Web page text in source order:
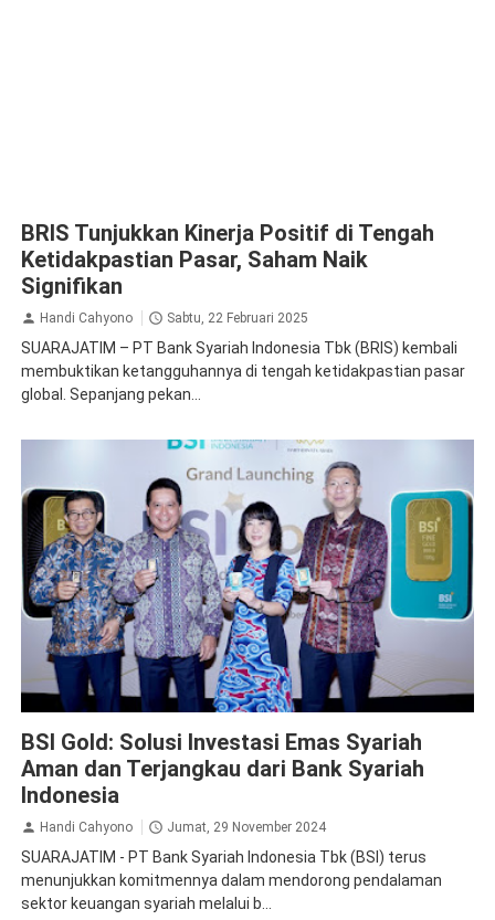
BRIS Tunjukkan Kinerja Positif di Tengah
Ketidakpastian Pasar, Saham Naik
Signifikan
Handi Cahyono Sabtu, 22 Februari 2025
SUARAJATIM – PT Bank Syariah Indonesia Tbk (BRIS) kembali
membuktikan ketangguhannya di tengah ketidakpastian pasar
global. Sepanjang pekan...
BSI Gold: Solusi Investasi Emas Syariah
Aman dan Terjangkau dari Bank Syariah
Indonesia
Handi Cahyono Jumat, 29 November 2024
SUARAJATIM - PT Bank Syariah Indonesia Tbk (BSI) terus
menunjukkan komitmennya dalam mendorong pendalaman
sektor keuangan syariah melalui b...